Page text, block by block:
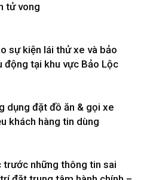
tử vong
sự kiện lái thử xe và bảo
động tại khu vực Bảo Lộc
dụng đặt đồ ăn & gọi xe
khách hàng tin dùng
trước những thông tin sai